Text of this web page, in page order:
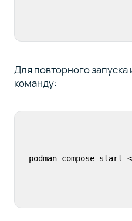
Для повторного
команду:
podman-compose start